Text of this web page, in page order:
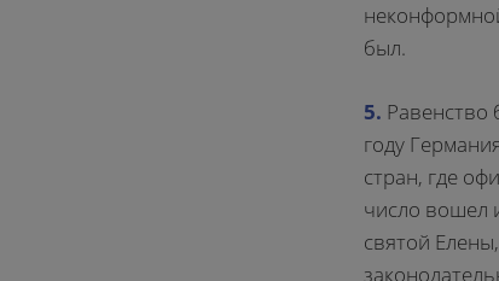
был.
5. Равенство
году
стран, где
число вошел
святой